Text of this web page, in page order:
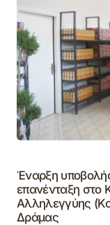
Έναρξη
επανένταξη στο
Αλληλεγγύης
Δράμας